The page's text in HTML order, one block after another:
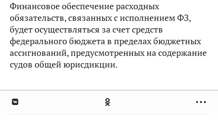
Финансовое обеспечение расходных
обязательств, связанных с исполнением ФЗ,
будетосуществляться за счет средств
федерального бюджета в пределах бюджетных
ассигнований, предусмотренных на содержание
судов общей юрисдикции.